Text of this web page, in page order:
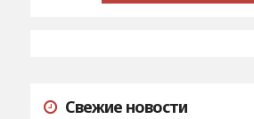
Свежие новости